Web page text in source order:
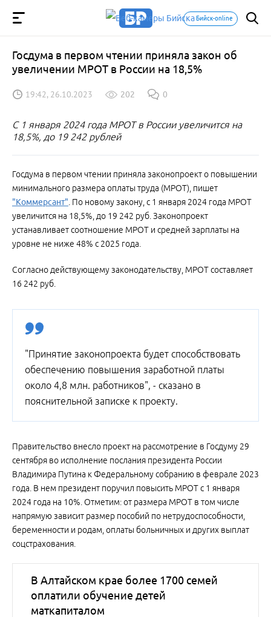
Бийск-online
Госдума в первом чтении приняла закон об
увеличении МРОТ в России на 18,5%
19:42, 26.10.2023 202 0
С 1 января 2024 года МРОТ в России увеличится на
18,5%, до 19 242 рублей
Госдума в первом чтении приняла законопроект о повышении
минимального размера оплаты труда (МРОТ), пишет
"Коммерсант" . По новому закону, с 1 января 2024 года МРОТ
увеличится на 18,5%, до 19 242 руб. Законопроект
устанавливает соотношение МРОТ и средней зарплаты на
уровне не ниже 48% с 2025 года.
Согласно действующему законодательству, МРОТ составляет
16 242 руб.
"Принятие законопроекта будет способствовать
обеспечению повышения заработной платы
около 4,8 млн. работников", - сказано в
пояснительной записке к проекту.
Правительство внесло проект на рассмотрение в Госдуму 29
сентября во исполнение послания президента России
Владимира Путина к Федеральному собранию в феврале 2023
года. В нем президент поручил повысить МРОТ с 1 января
2024 года на 10%. Отметим: от размера МРОТ в том числе
напрямую зависит размер пособий по нетрудоспособности,
беременности и родам, оплаты больничных и других выплат
соцстрахования.
В Алтайском крае более 1700 семей
оплатили обучение детей
маткапиталом